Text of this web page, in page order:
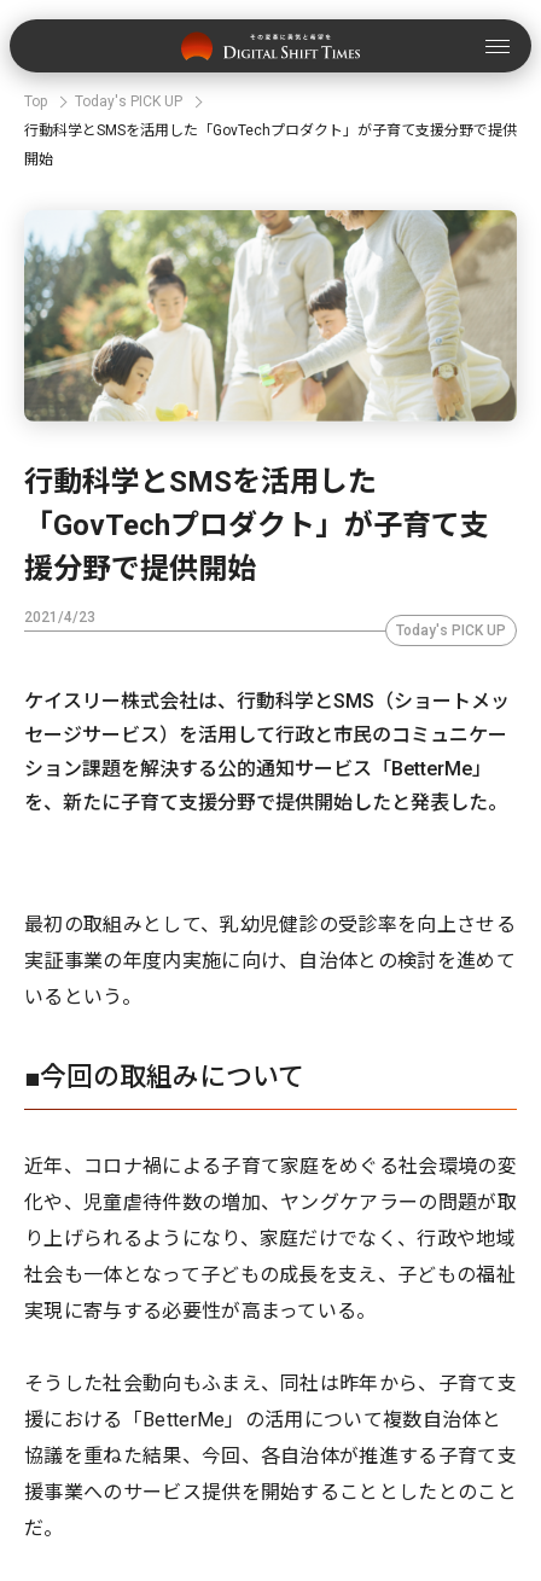
Top
Today's PICK UP
行動科学とSMSを活用した「GovTechプロダクト」が子育て支援分野で提供
開始
行動科学とSMSを活用した
「GovTechプロダクト」が子育て支
援分野で提供開始
2021/4/23
Today's PICK UP
ケイスリー株式会社は、行動科学とSMS（ショートメッ
セージサービス）を活用して行政と市民のコミュニケー
ション課題を解決する公的通知サービス「BetterMe」
を、新たに子育て支援分野で提供開始したと発表した。
最初の取組みとして、乳幼児健診の受診率を向上させる
実証事業の年度内実施に向け、自治体との検討を進めて
いるという。
■今回の取組みについて
近年、コロナ禍による子育て家庭をめぐる社会環境の変
化や、児童虐待件数の増加、ヤングケアラーの問題が取
り上げられるようになり、家庭だけでなく、行政や地域
社会も一体となって子どもの成長を支え、子どもの福祉
実現に寄与する必要性が高まっている。
そうした社会動向もふまえ、同社は昨年から、子育て支
援における「BetterMe」の活用について複数自治体と
協議を重ねた結果、今回、各自治体が推進する子育て支
援事業へのサービス提供を開始することとしたとのこと
だ。